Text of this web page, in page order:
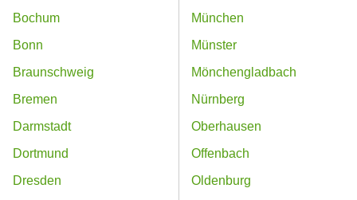
Bochum
Bonn
Braunschweig
Bremen
Darmstadt
Dortmund
Dresden
München
Münster
Mönchengladbach
Nürnberg
Oberhausen
Offenbach
Oldenburg